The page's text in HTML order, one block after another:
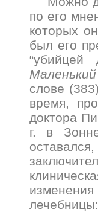
по его
которых
был его
Маленький
слове
время,
доктора
г. в